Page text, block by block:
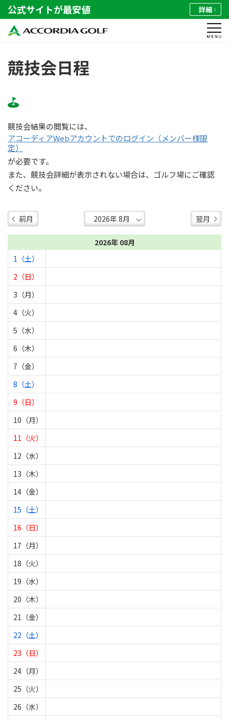
公式サイトが最安値 詳細
競技会日程
競技会結果の閲覧には、
アコーディアWebアカウントでのログイン（メンバー様限
定）
が必要です。
また、競技会詳細が表示されない場合は、ゴルフ場にご確認
ください。
前月 翌月
2026年 08月
1（土）
2（日）
3（月）
4（火）
5（水）
6（木）
7（金）
8（土）
9（日）
10（月）
11（火）
12（水）
13（木）
14（金）
15（土）
16（日）
17（月）
18（火）
19（水）
20（木）
21（金）
22（土）
23（日）
24（月）
25（火）
26（水）